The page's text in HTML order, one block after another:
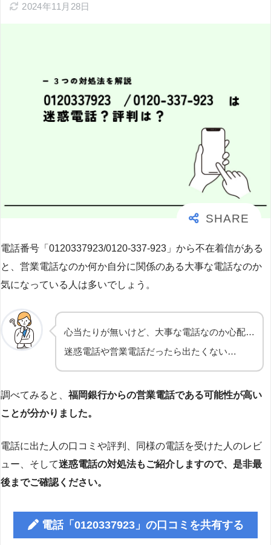
2024年11月28日
電話番号「0120337923/0120-337-923」から不在着信がある
と、営業電話なのか何か自分に関係のある大事な電話なのか
気になっている人は多いでしょう。
心当たりが無いけど、大事な電話なのか心配…
迷惑電話や営業電話だったら出たくない…
調べてみると、 福岡銀行からの営業電話である可能性が高い
ことが分かりました。
電話に出た人の口コミや評判、同様の電話を受けた人のレビ
ュー、そして迷惑電話の対処法もご紹介しますので、是非最
後までご確認ください。
電話「0120337923」の口コミを共有する